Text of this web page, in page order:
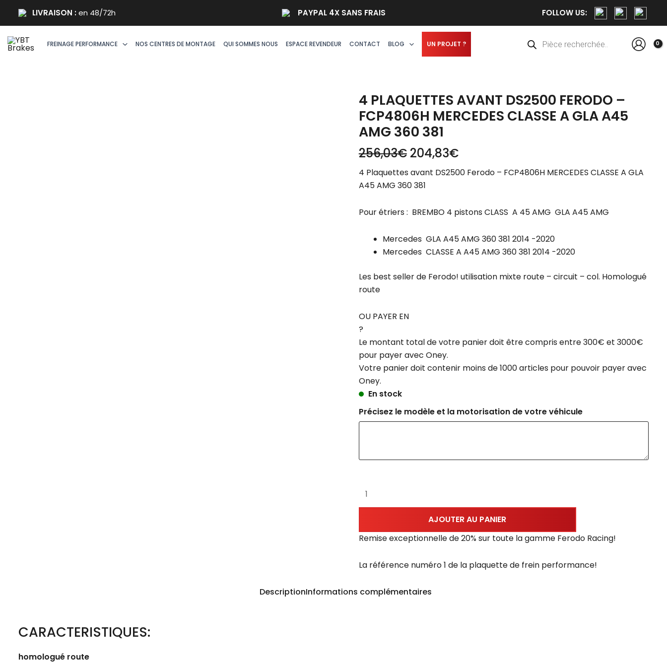
LIVRAISON : en 48/72h PAYPAL 4X SANS FRAIS FOLLOW US:
FREINAGE PERFORMANCE NOS CENTRES DE MONTAGE QUI SOMMES NOUS ESPACE REVENDEUR CONTACT BLOG UN PROJET ?
Recherche
produits
Soldes !
4 PLAQUETTES AVANT DS2500 FERODO –
FCP4806H MERCEDES CLASSE A GLA A45
AMG 360 381
256,03€ 204,83€
4 Plaquettes avant DS2500 Ferodo – FCP4806H MERCEDES CLASSE A GLA
A45 AMG 360 381
Pour étriers : BREMBO 4 pistons CLASS A 45 AMG GLA A45 AMG
Mercedes GLA A45 AMG 360 381 2014 -2020
Mercedes CLASSE A A45 AMG 360 381 2014 -2020
Les best seller de Ferodo! utilisation mixte route – circuit – col. Homologué
route
OU PAYER EN
?
Le montant total de votre panier doit être compris entre 300€ et 3000€
pour payer avec Oney.
Votre panier doit contenir moins de 1000 articles pour pouvoir payer avec
Oney.
En stock
Précisez le modèle et la motorisation de votre véhicule
de
Plaquettes
–
FCP4806H
MERCEDES
CLASSE
A
GLA
A45
AMG
381
AJOUTER AU PANIER
Remise exceptionnelle de 20% sur toute la gamme Ferodo Racing!
La référence numéro 1 de la plaquette de frein performance!
DescriptionInformations complémentaires
CARACTERISTIQUES:
homologué route